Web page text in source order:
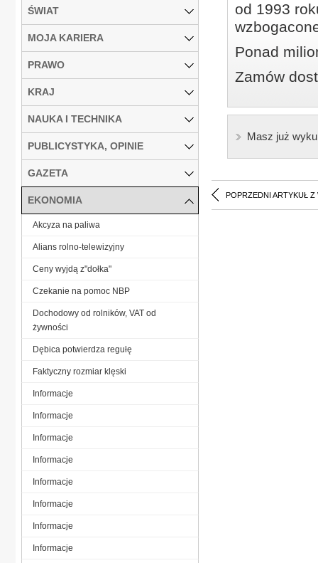
od 1993
Ponad
Zamów
Masz już
POPRZEDNI ARTYKUŁ Z
ŚWIAT
MOJA KARIERA
PRAWO
KRAJ
NAUKA I TECHNIKA
PUBLICYSTYKA, OPINIE
GAZETA
EKONOMIA
Akcyza na paliwa
Alians rolno-telewizyjny
Ceny wyjdą z"dołka"
Czekanie na pomoc NBP
Dochodowy od rolników, VAT od
żywności
Dębica potwierdza regułę
Faktyczny rozmiar klęski
Informacje
Informacje
Informacje
Informacje
Informacje
Informacje
Informacje
Informacje